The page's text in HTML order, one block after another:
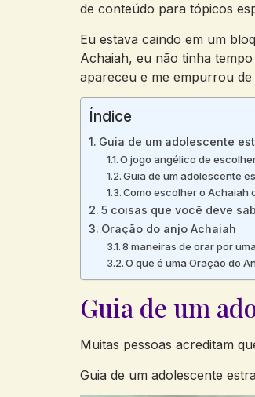
de conteúdo para tópicos
Eu estava caindo em um
Achaiah, eu não tinha
apareceu e me empurrou de
Índice
Guia de um adolescente
O jogo angélico de
Guia de um adolescente
Como escolher o Achaiah
5 coisas que você deve
Oração do anjo Achaiah
8 maneiras de orar por
O que é uma Oração do
Guia de um
Muitas pessoas acreditam
Guia de um adolescente